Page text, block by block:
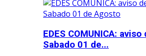
EDES COMUNICA:
Sabado 01 de...